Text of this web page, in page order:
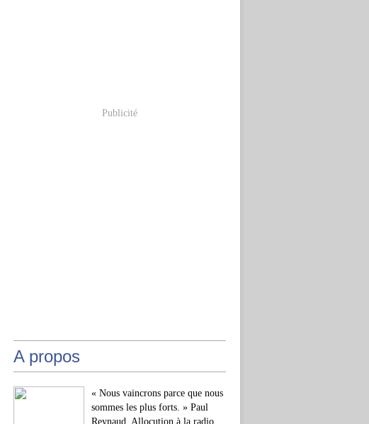
Publicité
A propos
« Nous vaincrons parce que nous
sommes les plus forts. » Paul
Reynaud, Allocution à la radio,